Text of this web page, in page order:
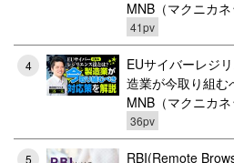
MNB（マクニカネ
41pv
4
EUサイバーレジ
造業が今取り組む
MNB（マクニカネ
36pv
5
RBI(Remote